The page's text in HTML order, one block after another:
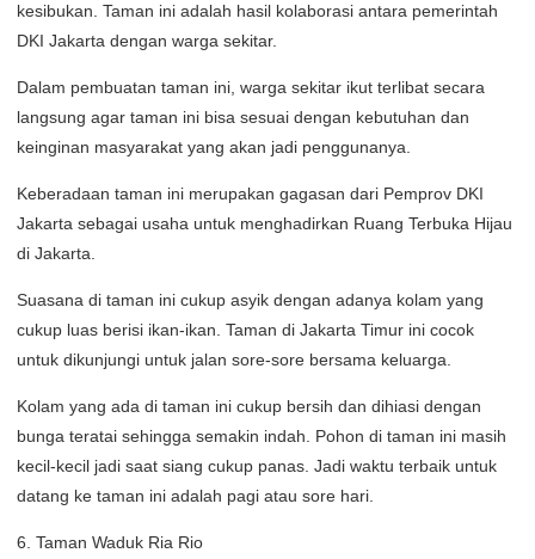
kesibukan. Taman ini adalah hasil kolaborasi antara pemerintah
DKI Jakarta dengan warga sekitar.
Dalam pembuatan taman ini, warga sekitar ikut terlibat secara
langsung agar taman ini bisa sesuai dengan kebutuhan dan
keinginan masyarakat yang akan jadi penggunanya.
Keberadaan taman ini merupakan gagasan dari Pemprov DKI
Jakarta sebagai usaha untuk menghadirkan Ruang Terbuka Hijau
di Jakarta.
Suasana di taman ini cukup asyik dengan adanya kolam yang
cukup luas berisi ikan-ikan. Taman di Jakarta Timur ini cocok
untuk dikunjungi untuk jalan sore-sore bersama keluarga.
Kolam yang ada di taman ini cukup bersih dan dihiasi dengan
bunga teratai sehingga semakin indah. Pohon di taman ini masih
kecil-kecil jadi saat siang cukup panas. Jadi waktu terbaik untuk
datang ke taman ini adalah pagi atau sore hari.
6. Taman Waduk Ria Rio